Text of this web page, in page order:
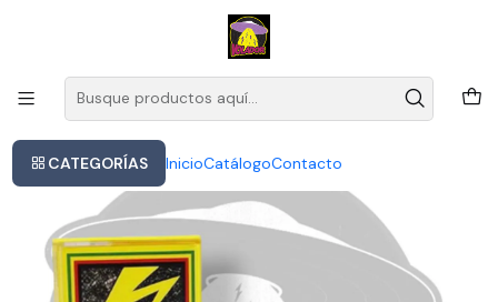
CATEGORÍAS InicioCatálogoContacto
Este es el texto del slide